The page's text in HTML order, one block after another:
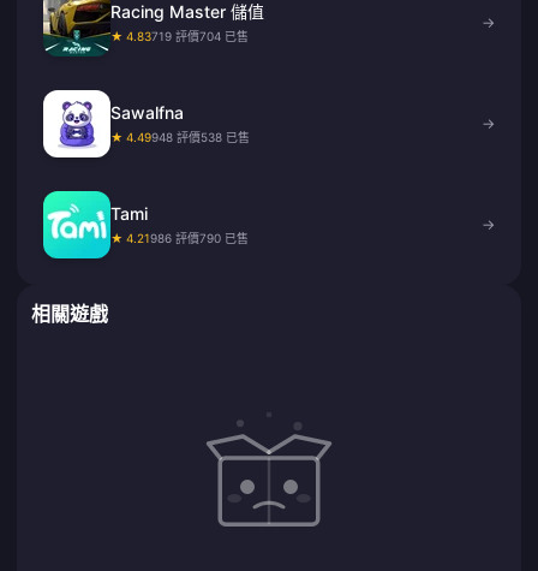
Racing Master 儲值
★ 4.83719 評價704 已售
→
Sawalfna
★ 4.49948 評價538 已售
→
Tami
★ 4.21986 評價790 已售
→
相關遊戲